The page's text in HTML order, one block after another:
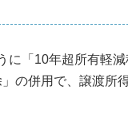
に「10年超所有軽
」の併用で、譲渡所